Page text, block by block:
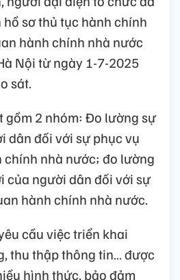
sơ thủ tục hành chính
hành chính nhà nước
Nội từ ngày 1-7-2025
sát.
gồm 2 nhóm: Đo lường sự
dân đối với sự phục vụ
chính nhà nước; đo lường
của người dân đối với sự
hành chính nhà nước.
cầu việc triển khai
thu thập thông tin… được
hình thức, bảo đảm